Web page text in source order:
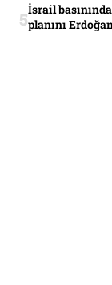
İsrail
planını